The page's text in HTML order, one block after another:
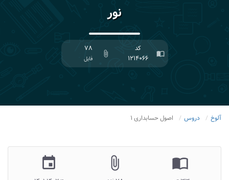
نور
import_contacts
کد
۱۲۱۴۰۶۶
attach_file
۷۸
فایل
آلوخ دروس اصول حسابداری ۱
import_contacts
attach_file
insert_invitation